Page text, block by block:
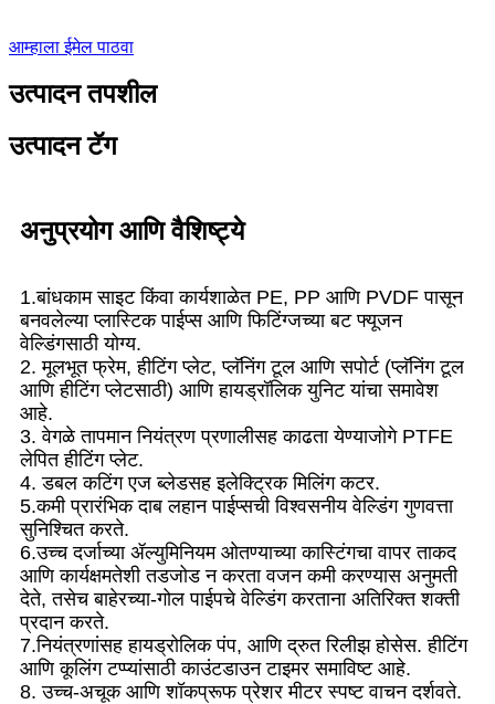
आम्हाला ईमेल पाठवा
उत्पादन तपशील
उत्पादन टॅग
अनुप्रयोग आणि वैशिष्ट्ये
1.बांधकाम साइट किंवा कार्यशाळेत PE, PP आणि PVDF पासून
बनवलेल्या प्लास्टिक पाईप्स आणि फिटिंग्जच्या बट फ्यूजन
वेल्डिंगसाठी योग्य.
2. मूलभूत फ्रेम, हीटिंग प्लेट, प्लॅनिंग टूल आणि सपोर्ट (प्लॅनिंग टूल
आणि हीटिंग प्लेटसाठी) आणि हायड्रॉलिक युनिट यांचा समावेश
आहे.
3. वेगळे तापमान नियंत्रण प्रणालीसह काढता येण्याजोगे PTFE
लेपित हीटिंग प्लेट.
4. डबल कटिंग एज ब्लेडसह इलेक्ट्रिक मिलिंग कटर.
5.कमी प्रारंभिक दाब लहान पाईप्सची विश्वसनीय वेल्डिंग गुणवत्ता
सुनिश्चित करते.
6.उच्च दर्जाच्या ॲल्युमिनियम ओतण्याच्या कास्टिंगचा वापर ताकद
आणि कार्यक्षमतेशी तडजोड न करता वजन कमी करण्यास अनुमती
देते, तसेच बाहेरच्या-गोल पाईपचे वेल्डिंग करताना अतिरिक्त शक्ती
प्रदान करते.
7.नियंत्रणांसह हायड्रोलिक पंप, आणि द्रुत रिलीझ होसेस. हीटिंग
आणि कूलिंग टप्प्यांसाठी काउंटडाउन टाइमर समाविष्ट आहे.
8. उच्च-अचूक आणि शॉकप्रूफ प्रेशर मीटर स्पष्ट वाचन दर्शवते.